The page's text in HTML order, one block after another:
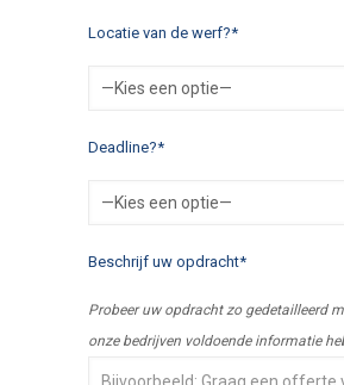
Locatie van de werf?*
Deadline?*
Beschrijf uw opdracht*
Probeer uw opdracht zo gedetailleerd
onze bedrijven voldoende informatie